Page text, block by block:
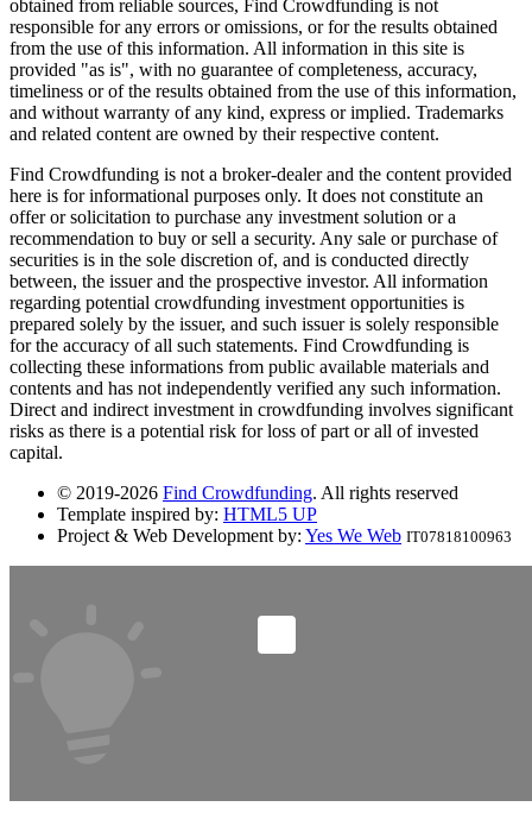
obtained from reliable sources, Find Crowdfunding is not
responsible for any errors or omissions, or for the results obtained
from the use of this information. All information in this site is
provided "as is", with no guarantee of completeness, accuracy,
timeliness or of the results obtained from the use of this information,
and without warranty of any kind, express or implied. Trademarks
and related content are owned by their respective content.
Find Crowdfunding is not a broker-dealer and the content provided
here is for informational purposes only. It does not constitute an
offer or solicitation to purchase any investment solution or a
recommendation to buy or sell a security. Any sale or purchase of
securities is in the sole discretion of, and is conducted directly
between, the issuer and the prospective investor. All information
regarding potential crowdfunding investment opportunities is
prepared solely by the issuer, and such issuer is solely responsible
for the accuracy of all such statements. Find Crowdfunding is
collecting these informations from public available materials and
contents and has not independently verified any such information.
Direct and indirect investment in crowdfunding involves significant
risks as there is a potential risk for loss of part or all of invested
capital.
© 2019-2026 Find Crowdfunding. All rights reserved
Template inspired by: HTML5 UP
Project & Web Development by: Yes We Web IT07818100963